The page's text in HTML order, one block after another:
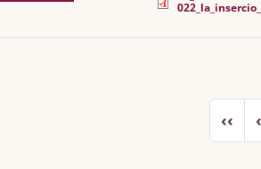
‹‹ ‹